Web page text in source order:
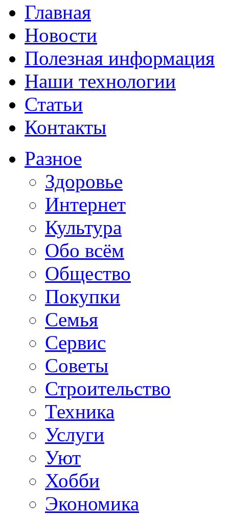
Главная
Новости
Полезная информация
Наши технологии
Статьи
Контакты
Разное
Здоровье
Интернет
Культура
Обо всём
Общество
Покупки
Семья
Сервис
Советы
Строительство
Техника
Услуги
Уют
Хобби
Экономика